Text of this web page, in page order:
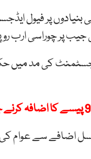
پر چوراسی ارب
کی مد
اضافے سے